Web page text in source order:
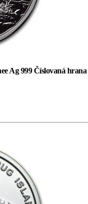
Ag 999 Číslovaná